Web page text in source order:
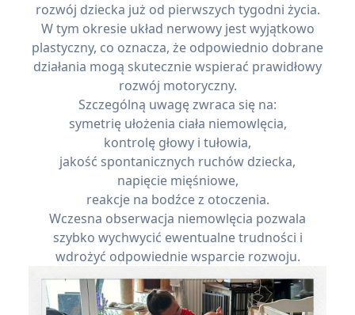
rozwój dziecka już od pierwszych tygodni życia.
W tym okresie układ nerwowy jest wyjątkowo
plastyczny, co oznacza, że odpowiednio dobrane
działania mogą skutecznie wspierać prawidłowy
rozwój motoryczny.
Szczególną uwagę zwraca się na:
symetrię ułożenia ciała niemowlęcia,
kontrolę głowy i tułowia,
jakość spontanicznych ruchów dziecka,
napięcie mięśniowe,
reakcje na bodźce z otoczenia.
Wczesna obserwacja niemowlęcia pozwala
szybko wychwycić ewentualne trudności i
wdrożyć odpowiednie wsparcie rozwoju.